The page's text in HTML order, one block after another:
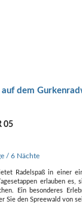
dem
05
/ 6 Nächte
Radelspaß in einer
erlauben es,
Ein besonderes
Sie den Spreewald von